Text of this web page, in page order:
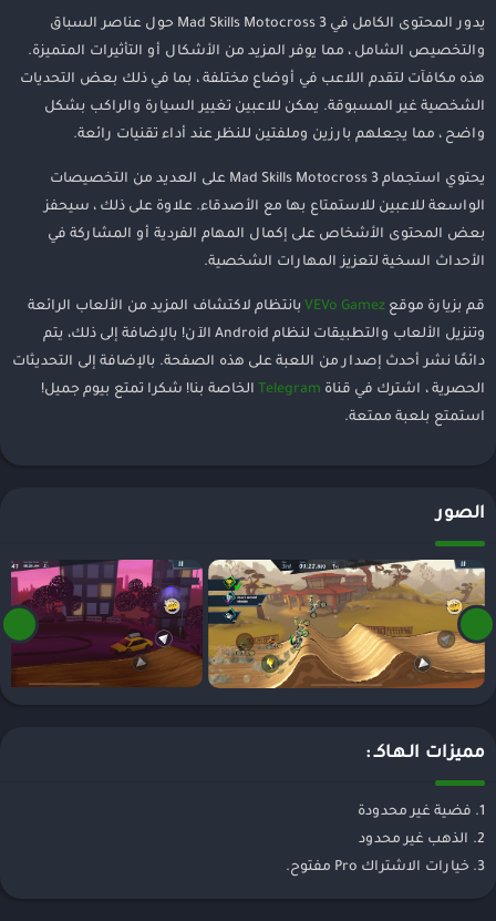
يدور المحتوى الكامل في Mad Skills Motocross 3 حول عناصر السباق
والتخصيص الشامل ، مما يوفر المزيد من الأشكال أو التأثيرات المتميزة.
هذه مكافآت لتقدم اللاعب في أوضاع مختلفة ، بما في ذلك بعض التحديات
الشخصية غير المسبوقة. يمكن للاعبين تغيير السيارة والراكب بشكل
واضح ، مما يجعلهم بارزين وملفتين للنظر عند أداء تقنيات رائعة.
يحتوي استجمام Mad Skills Motocross 3 على العديد من التخصيصات
الواسعة للاعبين للاستمتاع بها مع الأصدقاء. علاوة على ذلك ، سيحفز
بعض المحتوى الأشخاص على إكمال المهام الفردية أو المشاركة في
الأحداث السخية لتعزيز المهارات الشخصية.
قم بزيارة موقع VEVo Gamez بانتظام لاكتشاف المزيد من الألعاب الرائعة
وتنزيل الألعاب والتطبيقات لنظام Android الآن! بالإضافة إلى ذلك، يتم
دائمًا نشر أحدث إصدار من اللعبة على هذه الصفحة. بالإضافة إلى التحديثات
الحصرية ، اشترك في قناة Telegram الخاصة بنا! شكرا تمتع بيوم جميل!
استمتع بلعبة ممتعة.
الصور
مميزات الـهـاكـ :
1. فضية غير محدودة
2. الذهب غير محدود
3. خيارات الاشتراك Pro مفتوح.